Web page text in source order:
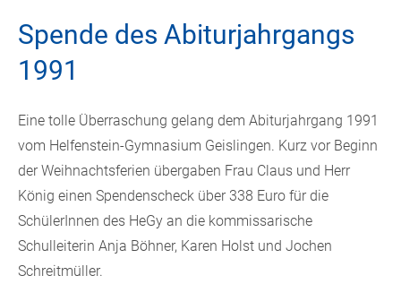
Spende des Abiturjahrgangs
1991
Eine tolle Überraschung gelang dem Abiturjahrgang 1991
vom Helfenstein-Gymnasium Geislingen. Kurz vor Beginn
der Weihnachtsferien übergaben Frau Claus und Herr
König einen Spendenscheck über 338 Euro für die
SchülerInnen des HeGy an die kommissarische
Schulleiterin Anja Böhner, Karen Holst und Jochen
Schreitmüller.